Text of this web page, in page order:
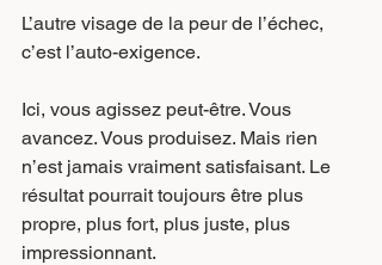
L’autre visage de la peur de l’échec,
c’est l’auto-exigence.
Ici, vous agissez peut-être. Vous
avancez. Vous produisez. Mais rien
n’est jamais vraiment satisfaisant. Le
résultat pourrait toujours être plus
propre, plus fort, plus juste, plus
impressionnant.